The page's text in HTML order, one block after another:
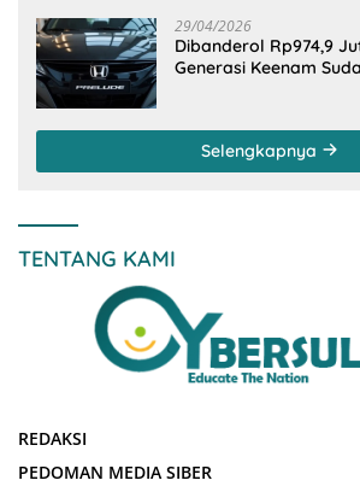
29/04/2026
Dibanderol Rp974,9
Generasi Keenam
Selengkapnya
TENTANG KAMI
REDAKSI
PEDOMAN MEDIA SIBER